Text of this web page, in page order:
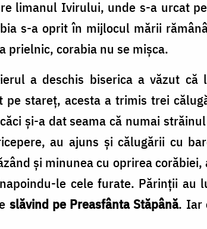
limanul Ivirului, unde s-a urcat
s-a oprit în mijlocul mării
prielnic, corabia nu se mișca.
a deschis biserica a văzut că
stareț, acesta a trimis trei
și-a dat seama că numai
au ajuns și călugării cu
și minunea cu oprirea
le cele furate. Părinții au
slăvind pe Preasfânta Stăpână. Iar